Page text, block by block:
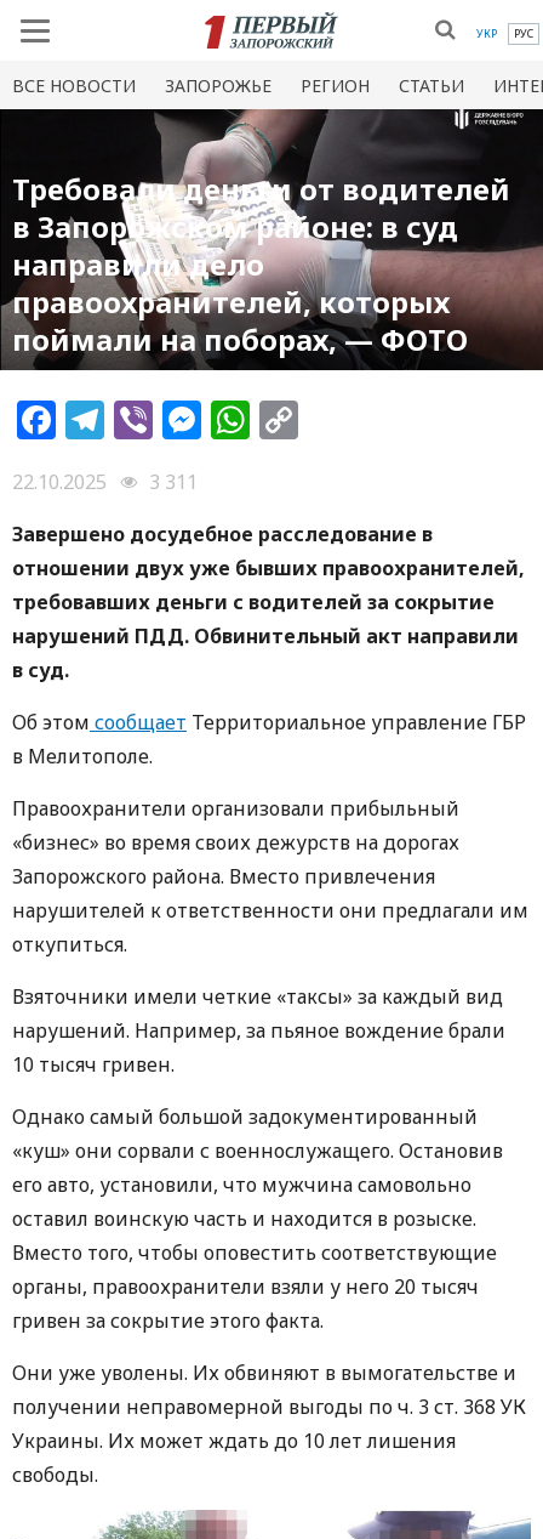
УКР РУС
ВСЕ НОВОСТИ ЗАПОРОЖЬЕ РЕГИОН СТАТЬИ
Требовали деньги от водителей
в Запорожском районе: в суд
направили дело
правоохранителей, которых
поймали на поборах, — ФОТО
Facebook
Telegram
ViberMessenger
WhatsApp
22.10.2025
3 311
Завершено досудебное расследование в
отношении двух уже бывших правоохранителей,
требовавших деньги с водителей за сокрытие
нарушений ПДД. Обвинительный акт направили
в суд.
Об этом сообщает Территориальное управление ГБР
в Мелитополе.
Правоохранители организовали прибыльный
«бизнес» во время своих дежурств на дорогах
Запорожского района. Вместо привлечения
нарушителей к ответственности они предлагали им
откупиться.
Взяточники имели четкие «таксы» за каждый вид
нарушений. Например, за пьяное вождение брали
10 тысяч гривен.
Однако самый большой задокументированный
«куш» они сорвали с военнослужащего. Остановив
его авто, установили, что мужчина самовольно
оставил воинскую часть и находится в розыске.
Вместо того, чтобы оповестить соответствующие
органы, правоохранители взяли у него 20 тысяч
гривен за сокрытие этого факта.
Они уже уволены. Их обвиняют в вымогательстве и
получении неправомерной выгоды по ч. 3 ст. 368 УК
Украины. Их может ждать до 10 лет лишения
свободы.